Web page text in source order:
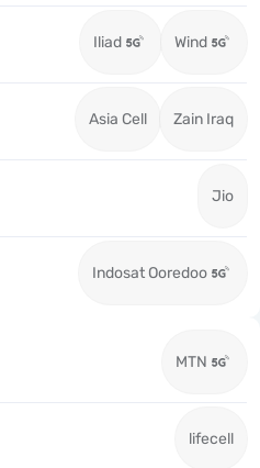
Iliad Wind
Asia Cell Zain Iraq
Jio
Indosat Ooredoo
MTN
lifecell